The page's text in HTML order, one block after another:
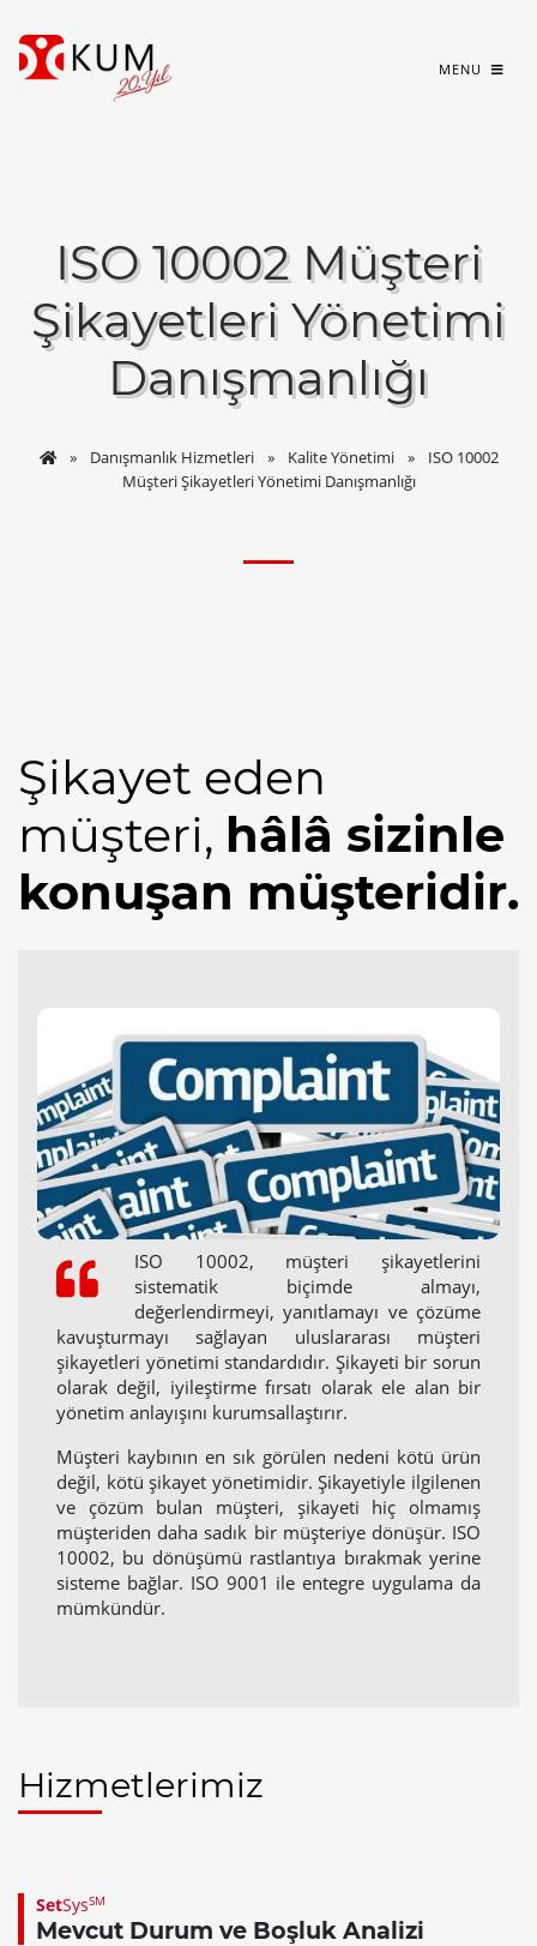
MENU
ISO 10002 Müşteri
Şikayetleri Yönetimi
Danışmanlığı
Danışmanlık Hizmetleri Kalite Yönetimi
ISO 10002
Müşteri Şikayetleri Yönetimi Danışmanlığı
Şikayet eden
müşteri, hâlâ sizinle
konuşan müşteridir.
ISO 10002, müşteri şikayetlerini
sistematik biçimde almayı,
değerlendirmeyi, yanıtlamayı ve çözüme
kavuşturmayı sağlayan uluslararası müşteri
şikayetleri yönetimi standardıdır. Şikayeti bir sorun
olarak değil, iyileştirme fırsatı olarak ele alan bir
yönetim anlayışını kurumsallaştırır.
Müşteri kaybının en sık görülen nedeni kötü ürün
değil, kötü şikayet yönetimidir. Şikayetiyle ilgilenen
ve çözüm bulan müşteri, şikayeti hiç olmamış
müşteriden daha sadık bir müşteriye dönüşür. ISO
10002, bu dönüşümü rastlantıya bırakmak yerine
sisteme bağlar. ISO 9001 ile entegre uygulama da
mümkündür.
Hizmetlerimiz
SetSysSM
Mevcut Durum ve Boşluk Analizi